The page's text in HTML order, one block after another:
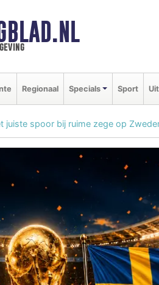
Regionaal Specials Sport
juiste spoor bij ruime zege op